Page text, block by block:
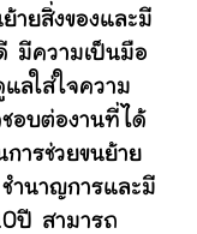
ายสิ่งของและมี
มีความเป็นมือ
ลใส่ใจความ
อบต่องานที่ได้
ารช่วยขนย้าย
ำนาญการและมี
ปี สามารถ